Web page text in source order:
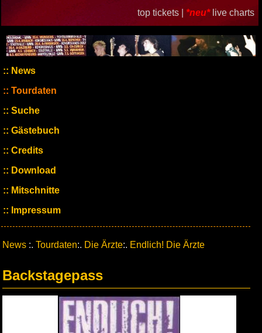
top tickets | *neu* live charts
News
Tourdaten
Suche
Gästebuch
Credits
Download
Mitschnitte
Impressum
News :. Tourdaten:. Die Ärzte:. Endlich! Die Ärzte
Backstagepass